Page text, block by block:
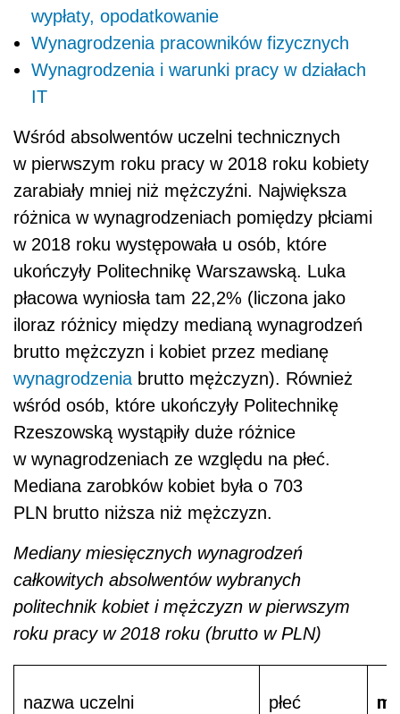
wypłaty, opodatkowanie
Wynagrodzenia pracowników fizycznych
Wynagrodzenia i warunki pracy w działach
IT
Wśród absolwentów uczelni technicznych
w pierwszym roku pracy w 2018 roku kobiety
zarabiały mniej niż mężczyźni. Największa
różnica w wynagrodzeniach pomiędzy płciami
w 2018 roku występowała u osób, które
ukończyły Politechnikę Warszawską. Luka
płacowa wyniosła tam 22,2% (liczona jako
iloraz różnicy między medianą wynagrodzeń
brutto mężczyzn i kobiet przez medianę
wynagrodzenia brutto mężczyzn). Również
wśród osób, które ukończyły Politechnikę
Rzeszowską wystąpiły duże różnice
w wynagrodzeniach ze względu na płeć.
Mediana zarobków kobiet była o 703
PLN brutto niższa niż mężczyzn.
Mediany miesięcznych wynagrodzeń
całkowitych absolwentów wybranych
politechnik kobiet i mężczyzn w pierwszym
roku pracy w 2018 roku (brutto w PLN)
nazwa uczelni płeć